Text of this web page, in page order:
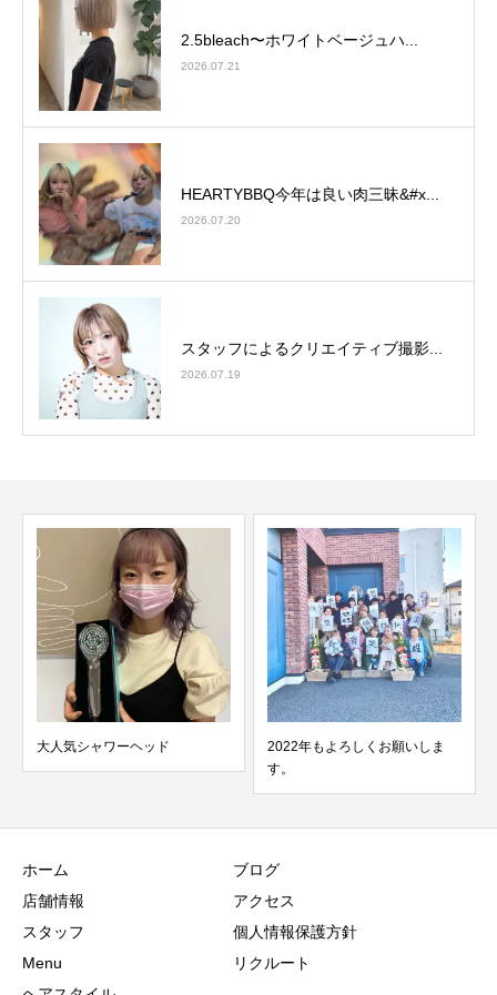
2.5bleach〜ホワイトベージュ⁡ハ...
2026.07.21
HEARTYBBQ今年は良い肉三昧&#x...
2026.07.20
スタッフによるクリエイティブ撮影...
2026.07.19
大人気シャワーヘッド
2022年もよろしくお願いしま
す。
ホーム
店舗情報
スタッフ
Menu
ブログ
アクセス
個人情報保護方針
リクルート